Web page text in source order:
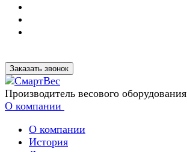
Заказать звонок
Производитель весового оборудования
О компании
О компании
История